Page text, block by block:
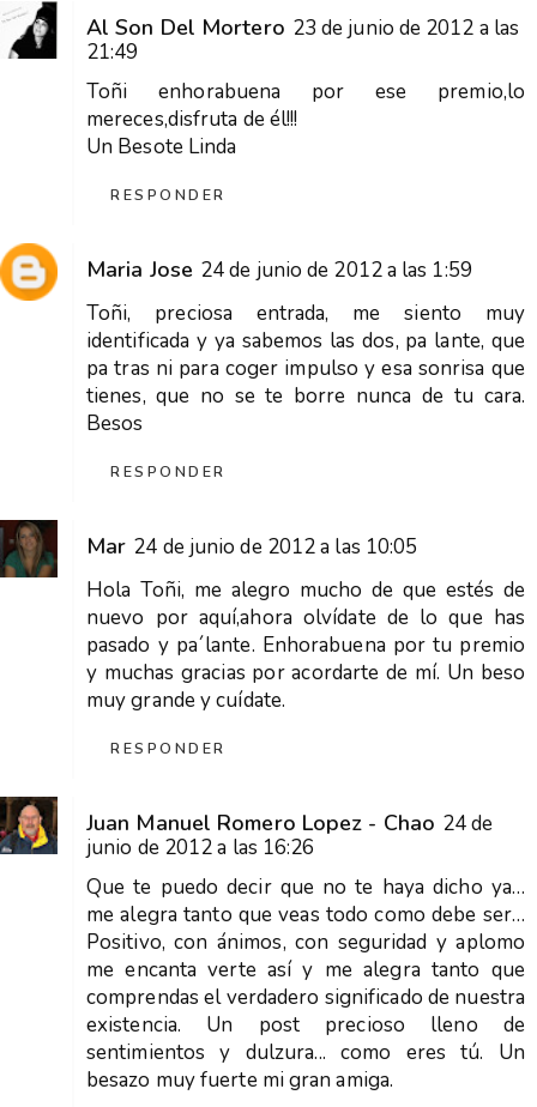
Al Son Del Mortero 23 de junio de 2012 a las
21:49
Toñi enhorabuena por ese premio,lo
mereces,disfruta de él!!!
Un Besote Linda
RESPONDER
Maria Jose 24 de junio de 2012 a las 1:59
Toñi, preciosa entrada, me siento muy
identificada y ya sabemos las dos, pa lante, que
pa tras ni para coger impulso y esa sonrisa que
tienes, que no se te borre nunca de tu cara.
Besos
RESPONDER
Mar 24 de junio de 2012 a las 10:05
Hola Toñi, me alegro mucho de que estés de
nuevo por aquí,ahora olvídate de lo que has
pasado y pa´lante. Enhorabuena por tu premio
y muchas gracias por acordarte de mí. Un beso
muy grande y cuídate.
RESPONDER
Juan Manuel Romero Lopez - Chao 24 de
junio de 2012 a las 16:26
Que te puedo decir que no te haya dicho ya…
me alegra tanto que veas todo como debe ser…
Positivo, con ánimos, con seguridad y aplomo
me encanta verte así y me alegra tanto que
comprendas el verdadero significado de nuestra
existencia. Un post precioso lleno de
sentimientos y dulzura... como eres tú. Un
besazo muy fuerte mi gran amiga.